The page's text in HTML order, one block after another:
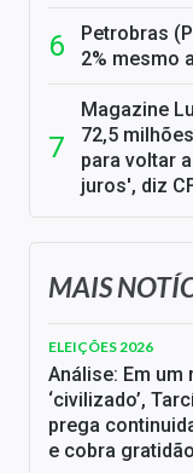
Petrobras
2% mesmo
Magazine
72,5
para voltar
juros', diz
MAIS
ELEIÇÕES 2026
Análise: Em um
‘civilizado’,
prega
e cobra gratidão